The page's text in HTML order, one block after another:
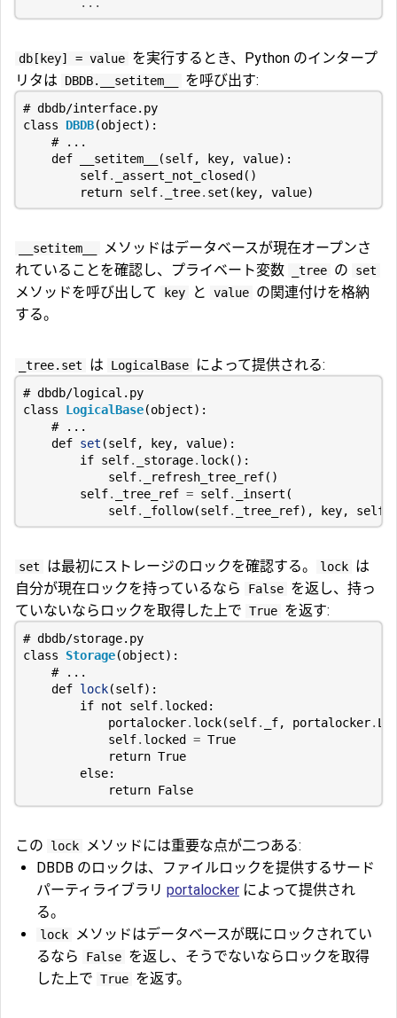
db[key] = value を実行するとき、Python のインタープ
リタは
DBDB.__setitem__ を呼び出す:
# dbdb/interface.py
class
DBDB(object):
# ...
def
__setitem__ (self, key, value):
self. _assert_not_closed ()
return self. _tree. set ( key, value)
__setitem__
メソッドはデータベースが現在オープンさ
れていることを確認し、プライベート変数
_tree の set
メソッドを呼び出して key と value の関連付けを格納
する。
_tree.set は LogicalBase によって提供される:
# dbdb/logical.py
class
LogicalBase(object):
# ...
def set (self, key, value):
if self. _storage. lock():
self. _refresh_tree_ref()
self. _tree_ref = self. _insert (
self. _follow(self. _tree_ref), key, self
set は最初にストレージのロックを確認する。 lock は
自分が現在ロックを持っているなら
False を返し、持っ
ていないならロックを取得した上で True を返す:
# dbdb/storage.py
class
Storage(object):
# ...
def lock(self):
if not self. locked :
portalocker. lock(self. _f, portalocker.
self. locked = True
return True
else:
return False
この lock
メソッドには重要な点が二つある:
DBDB のロックは、ファイルロックを提供するサード
パーティライブラリ portalocker によって提供され
る。
lock
メソッドはデータベースが既にロックされてい
るなら
False を返し、そうでないならロックを取得
した上で True を返す。